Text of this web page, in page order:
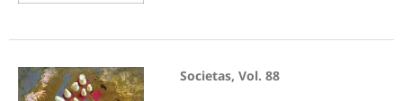
Societas, Vol. 88